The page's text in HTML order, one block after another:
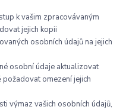
k vašim zpracovávaným
jejich kopii
osobních údajů na jejich
osobní údaje aktualizovat
omezení jejich
výmaz vašich osobních údajů,